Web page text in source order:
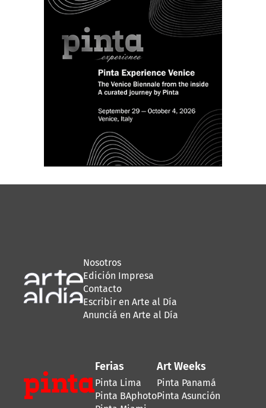
Nosotros
Edición Impresa
Contacto
Escribir en Arte al Día
Anunciá en Arte al Día
Ferias
Pinta Lima
Pinta BAphoto
Art Weeks
Pinta Panamá
Pinta Asunción